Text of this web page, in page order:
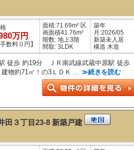
万円
手数料０円】
面積:71.69m² 区
画面積41.76m²
階数: 地上3階
間取: 3LDK
築年
月:2026/05
新築未入居
構造 木造
徒歩 約19分 ＪＲ南武線武蔵中原駅 徒歩
物約71㎡！の3ＬＤＫ ... ≫続きを読む
田３丁目23-8 新築戸建